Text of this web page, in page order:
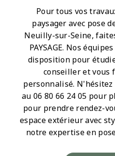
Pour tous vos
paysager avec pose
Neuilly-sur-Seine,
PAYSAGE. Nos
disposition pour
conseiller et vous
personnalisé.
au 06 80 66 24 05 pour
pour prendre rendez-
espace extérieur avec
notre expertise en